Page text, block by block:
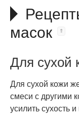
масок
Для сухой
Для сухой кожи
смеси с другими
усилить сухость